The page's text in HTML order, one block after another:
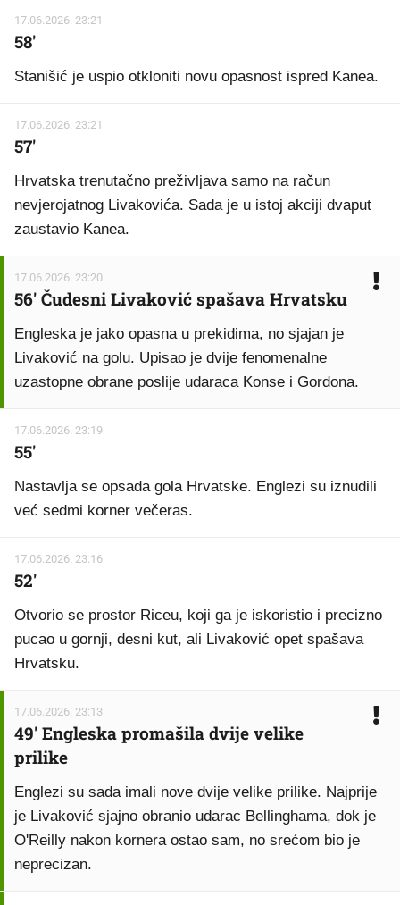
17.06.2026. 23:21
58'
Stanišić je uspio otkloniti novu opasnost ispred Kanea.
17.06.2026. 23:21
57'
Hrvatska trenutačno preživljava samo na račun
nevjerojatnog Livakovića. Sada je u istoj akciji dvaput
zaustavio Kanea.
17.06.2026. 23:20
56' Čudesni Livaković spašava Hrvatsku
Engleska je jako opasna u prekidima, no sjajan je
Livaković na golu. Upisao je dvije fenomenalne
uzastopne obrane poslije udaraca Konse i Gordona.
17.06.2026. 23:19
55'
Nastavlja se opsada gola Hrvatske. Englezi su iznudili
već sedmi korner večeras.
17.06.2026. 23:16
52'
Otvorio se prostor Riceu, koji ga je iskoristio i precizno
pucao u gornji, desni kut, ali Livaković opet spašava
Hrvatsku.
17.06.2026. 23:13
49' Engleska promašila dvije velike
prilike
Englezi su sada imali nove dvije velike prilike. Najprije
je Livaković sjajno obranio udarac Bellinghama, dok je
O'Reilly nakon kornera ostao sam, no srećom bio je
neprecizan.